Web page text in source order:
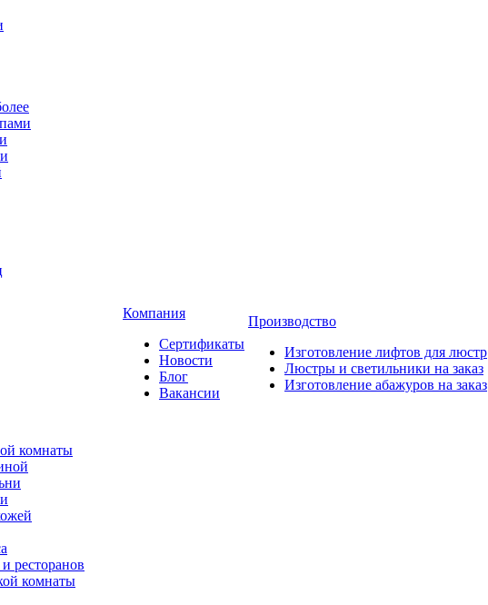
комнаты
ресторанов
комнаты
Компания
Сертификаты
Новости
Блог
Вакансии
Производство
Изготовление лифтов для люстр
Люстры и светильники на заказ
Изготовление абажуров на заказ